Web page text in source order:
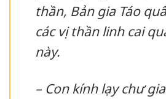
thần, Bản gia Táo
các vị thần linh cai
này.
– Con kính lạy chư